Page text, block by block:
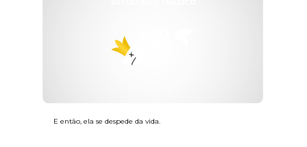
E então, ela se despede da vida.